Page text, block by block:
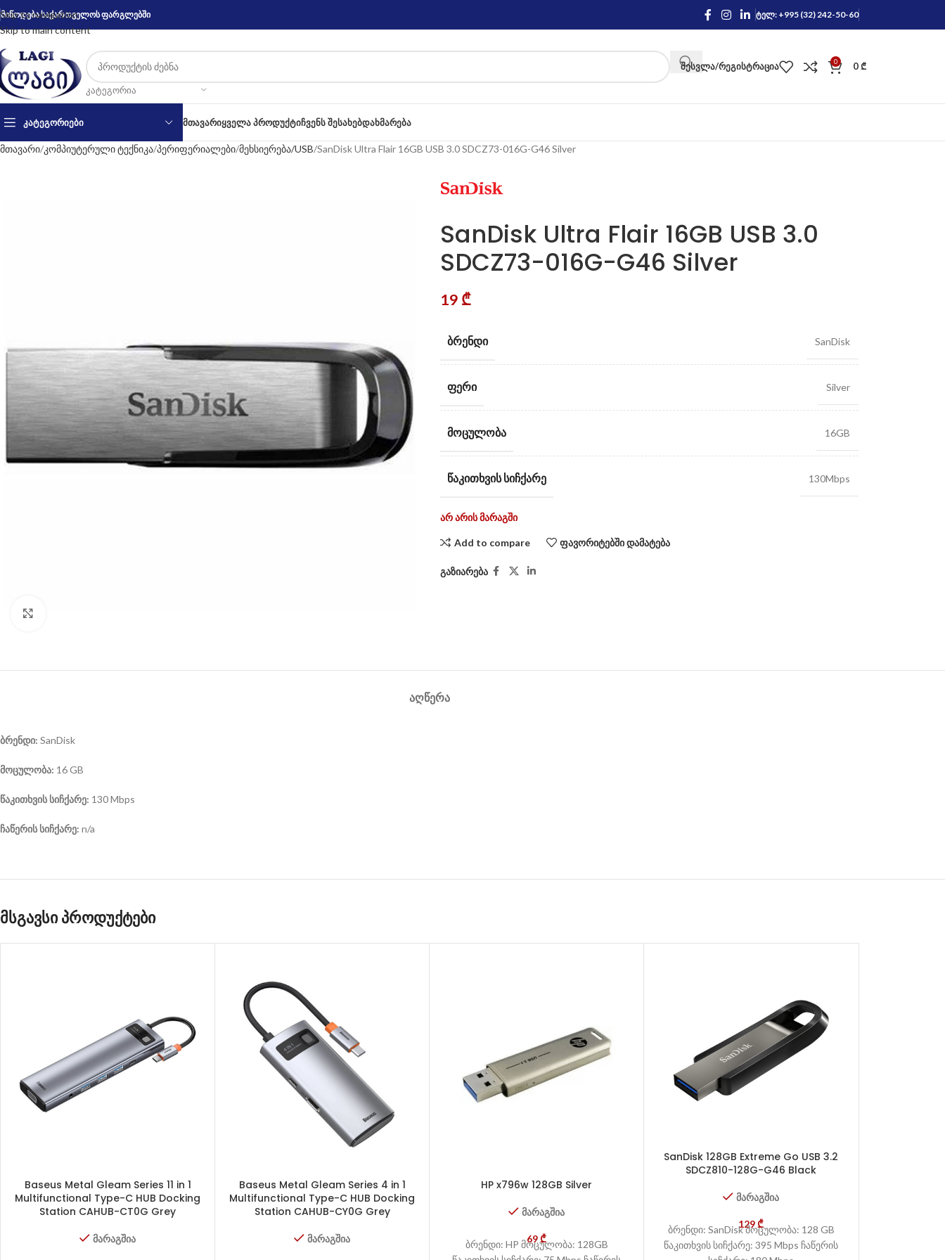
Skip to navigation
Skip to main content
მიწოდება საქართველოს ფარგლებში ტელ: +995 (32) 242-50-60
ᲙᲐᲢᲔᲒᲝᲠᲘᲐ
ᲨᲔᲡᲕᲚᲐ/ᲠᲔᲒᲘᲡᲢᲠᲐᲪᲘᲐ 0 0₾
ᲙᲐᲢᲔᲒᲝᲠᲘᲔᲑᲘ ᲛᲗᲐᲕᲐᲠᲘᲧᲕᲔᲚᲐ ᲞᲠᲝᲓᲣᲥᲢᲘᲩᲕᲔᲜᲡ ᲨᲔᲡᲐᲮᲔᲑᲓᲐᲮᲛᲐᲠᲔᲑᲐ
მთავარი კომპიუტერული ტექნიკა პერიფერიალები მეხსიერება/USB SanDisk Ultra Flair 16GB USB 3.0 SDCZ73-016G-G46 Silver
SanDisk Ultra Flair 16GB USB 3.0
SDCZ73-016G-G46 Silver
19 ₾
ᲑᲠᲔᲜᲓᲘ SanDisk
ᲤᲔᲠᲘ Silver
ᲛᲝᲪᲣᲚᲝᲑᲐ 16GB
ᲬᲐᲙᲘᲗᲮᲕᲘᲡ ᲡᲘᲩᲥᲐᲠᲔ 130Mbps
არ არის მარაგში
Add to compare ფავორიტებში დამატება
გაზიარება
ᲐᲦᲬᲔᲠᲐ
ბრენდი: SanDisk
მოცულობა: 16 GB
წაკითხვის სიჩქარე: 130 Mbps
ჩაწერის სიჩქარე: n/a
მსგავსი პროდუქტები
Baseus Metal Gleam Series 11 in 1
Multifunctional Type-C HUB Docking
Station CAHUB-CT0G Grey
მარაგშია
Baseus Metal Gleam Series 4 in 1
Multifunctional Type-C HUB Docking
Station CAHUB-CY0G Grey
მარაგშია
HP x796w 128GB Silver
მარაგშია
69₾
ბრენდი: HP მოცულობა: 128GB
SanDisk 128GB Extreme Go USB 3.2
SDCZ810-128G-G46 Black
მარაგშია
129₾
ბრენდი: SanDisk მოცულობა: 128 GB
წაკითხვის სიჩქარე: 395 Mbps ჩაწერის